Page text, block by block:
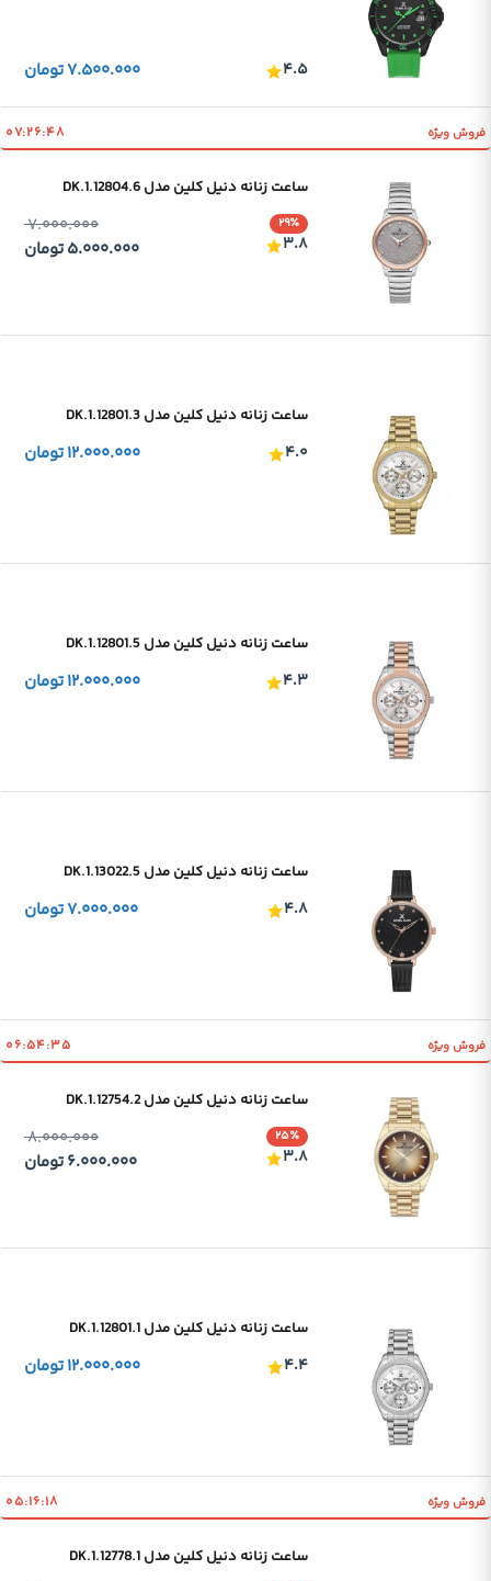
۷.۵۰۰.۰۰۰تومان ۴.۵
فروش ویژه ۰۷:۲۶:۴۸
ساعت زنانه دنیل کلین مدل DK.1.12804.6
۷.۰۰۰.۰۰۰
۵.۰۰۰.۰۰۰تومان
۲۹٪
۳.۸
ساعت زنانه دنیل کلین مدل DK.1.12801.3
۱۲.۰۰۰.۰۰۰تومان ۴.۰
ساعت زنانه دنیل کلین مدل DK.1.12801.5
۱۲.۰۰۰.۰۰۰تومان ۴.۳
ساعت زنانه دنیل کلین مدل DK.1.13022.5
۷.۰۰۰.۰۰۰تومان ۴.۸
فروش ویژه ۰۶:۵۴:۳۵
ساعت زنانه دنیل کلین مدل DK.1.12754.2
۸.۰۰۰.۰۰۰
۶.۰۰۰.۰۰۰تومان
۲۵٪
۳.۸
ساعت زنانه دنیل کلین مدل DK.1.12801.1
۱۲.۰۰۰.۰۰۰تومان ۴.۴
فروش ویژه ۰۵:۱۶:۱۸
ساعت زنانه دنیل کلین مدل DK.1.12778.1